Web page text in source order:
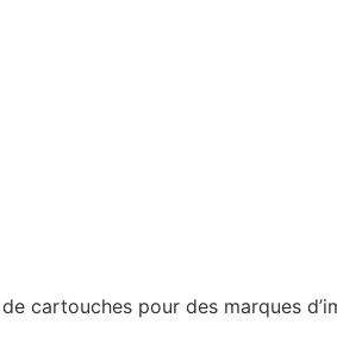
cartouches pour des marques